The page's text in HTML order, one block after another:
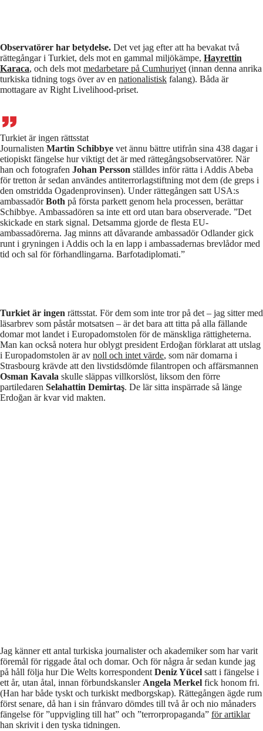
Observatörer har betydelse. Det vet jag efter att ha bevakat två
rättegångar i Turkiet, dels mot en gammal miljökämpe, Hayrettin
Karaca, och dels mot medarbetare på Cumhuriyet (innan denna anrika
turkiska tidning togs över av en nationalistisk falang). Båda är
mottagare av Right Livelihood-priset.
Turkiet är ingen rättsstat
Journalisten Martin Schibbye vet ännu bättre utifrån sina 438 dagar i
etiopiskt fängelse hur viktigt det är med rättegångsobservatörer. När
han och fotografen Johan Persson ställdes inför rätta i Addis Abeba
för tretton år sedan användes antiterrorlagstiftning mot dem (de greps i
den omstridda Ogadenprovinsen). Under rättegången satt USA:s
ambassadörBoth på första parkett genom hela processen, berättar
Schibbye. Ambassadören sa inte ett ord utan bara observerade. ”Det
skickade en stark signal. Detsamma gjorde de flesta EU-
ambassadörerna. Jag minns att dåvarande ambassadör Odlander gick
runt i gryningen i Addis och la en lapp i ambassadernas brevlådor med
tid och sal för förhandlingarna. Barfotadiplomati.”
Turkiet är ingen rättsstat. För dem som inte tror på det – jag sitter med
läsarbrev som påstår motsatsen – är det bara att titta på alla fällande
domar mot landet i Europadomstolen för de mänskliga rättigheterna.
Man kan också notera hur oblygt president Erdoğan förklarat att utslag
i Europadomstolen är av noll och intet värde, som när domarna i
Strasbourg krävde att den livstidsdömde filantropen och affärsmannen
Osman Kavala skulle släppas villkorslöst, liksom den förre
partiledaren Selahattin Demirtaş. De lär sitta inspärrade så länge
Erdoğan är kvar vid makten.
Jag känner ett antal turkiska journalister och akademiker som har varit
föremål för riggade åtal och domar. Och för några år sedan kunde jag
på håll följa hur Die Welts korrespondent Deniz Yücel satt i fängelse i
ett år, utan åtal, innan förbundskansler Angela Merkel fick honom fri.
(Han har både tyskt och turkiskt medborgskap). Rättegången ägde rum
först senare, då han i sin frånvaro dömdes till två år och nio månaders
fängelse för ”uppvigling till hat” och ”terrorpropaganda” för artiklar
han skrivit i den tyska tidningen.